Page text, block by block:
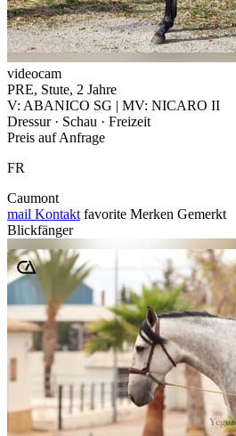
videocam
PRE, Stute, 2 Jahre
V: ABANICO SG | MV: NICARO II
Dressur · Schau · Freizeit
Preis auf Anfrage
FR
Caumont
mail Kontakt favorite Merken Gemerkt
Blickfänger